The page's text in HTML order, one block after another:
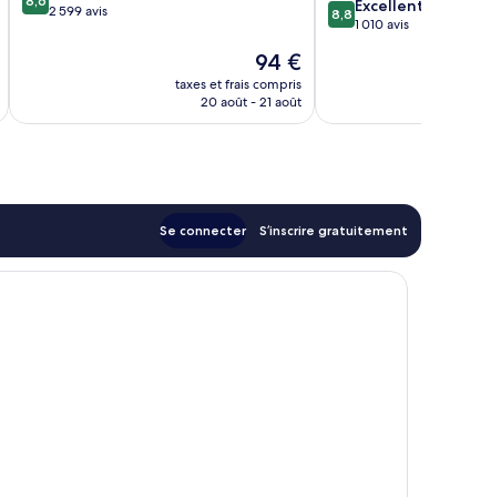
sur 2 599 avis
Le
nouveau
prix
94 €
taxes et frais compris
20 août - 21 août
8.8
sur
8,8 Excellent
1 010 avis
Se connecter S’inscrire gratuitement